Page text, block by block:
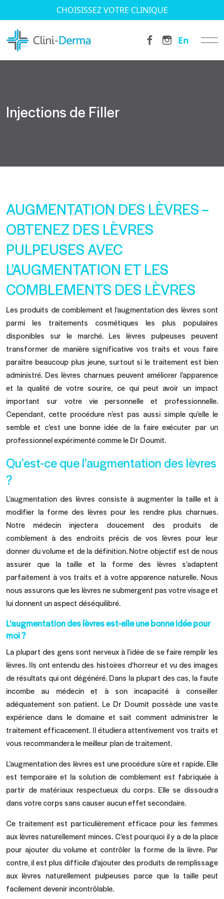
CHOISISSEZ VOTRE CLINIQUE
En
Injections de Filler
AUGMENTATION DES LÈVRES –
OBTENEZ DES LÈVRES
PULPEUSES AVEC
L’AUGMENTATION ET LES
COMBLEMENTS DES LÈVRES
Les produits de comblement et l’augmentation des lèvres sont
parmi les traitements cosmétiques les plus populaires
disponibles sur le marché. Les lèvres pulpeuses peuvent
transformer de manière significative vos traits et vous faire
paraître beaucoup plus jeune, surtout si le traitement est bien
administré. Des lèvres charnues peuvent améliorer l’apparence
et la qualité de votre sourire, ce qui peut avoir un impact
important sur votre vie personnelle et professionnelle.
Cependant, cette procédure n’est pas aussi simple qu’elle le
semble et c’est une bonne idée de la faire exécuter par un
professionnel expérimenté comme le Dr Doumit.
Qu’est-ce que l’augmentation des lèvres
?
L’augmentation des lèvres consiste à augmenter la taille et à
modifier la forme des lèvres pour les rendre plus charnues.
Notre médecin injectera doucement des produits de
comblement à des endroits précis de vos lèvres pour leur
donner du volume et de la définition. Notre objectif est de nous
assurer que la taille et la forme des lèvres s’adaptent
parfaitement à vos traits et à votre apparence naturelle. Nous
nous assurons que les lèvres ne submergent pas votre visage et
lui donnent un aspect déséquilibré.
L’augmentation des lèvres est-elle une bonne idée pour
moi ?
La plupart des gens sont nerveux à l’idée de se faire remplir les
lèvres. Ils ont entendu des histoires d’horreur et vu des images
de résultats qui ont dégénéré. Dans la plupart des cas, la faute
incombe au médecin et à son incapacité à conseiller
adéquatement son patient. Le Dr Doumit possède une vaste
expérience dans le domaine et sait comment administrer le
traitement efficacement. Il étudiera attentivement vos traits et
vous recommandera le meilleur plan de traitement.
L’augmentation des lèvres est une procédure sûre et rapide. Elle
est temporaire et la solution de comblement est fabriquée à
partir de matériaux respectueux du corps. Elle se dissoudra
dans votre corps sans causer aucun effet secondaire.
Ce traitement est particulièrement efficace pour les femmes
aux lèvres naturellement minces. C’est pourquoi il y a de la place
pour ajouter du volume et contrôler la forme de la lèvre. Par
contre, il est plus difficile d’ajouter des produits de remplissage
aux lèvres naturellement pulpeuses parce que la taille peut
facilement devenir incontrôlable.